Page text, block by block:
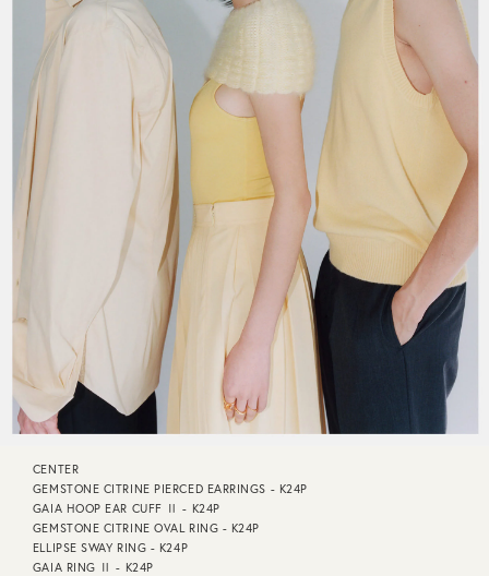
CENTER
GEMSTONE CITRINE PIERCED EARRINGS - K24P
GAIA HOOP EAR CUFF Ⅱ - K24P
GEMSTONE CITRINE OVAL RING - K24P
ELLIPSE SWAY RING - K24P
GAIA RING Ⅱ - K24P